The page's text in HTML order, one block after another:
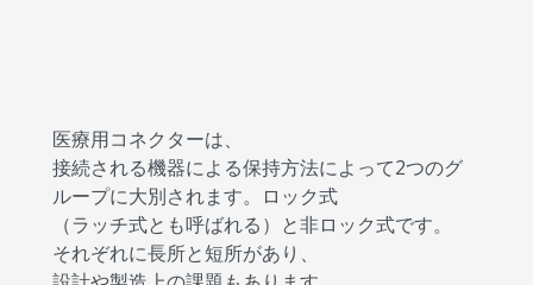
医療用コネクターは、
接続される機器による保持方法によって2つのグ
ループに大別されます。ロック式
（ラッチ式とも呼ばれる）と非ロック式です。
それぞれに長所と短所があり、